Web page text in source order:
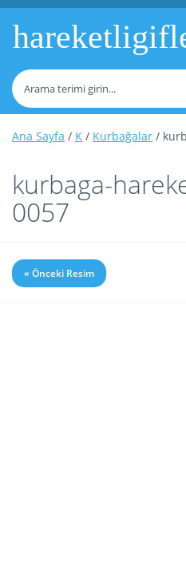
Ana Sayfa / K / Kurbağalar /
kurbaga-
0057
« Önceki Resim